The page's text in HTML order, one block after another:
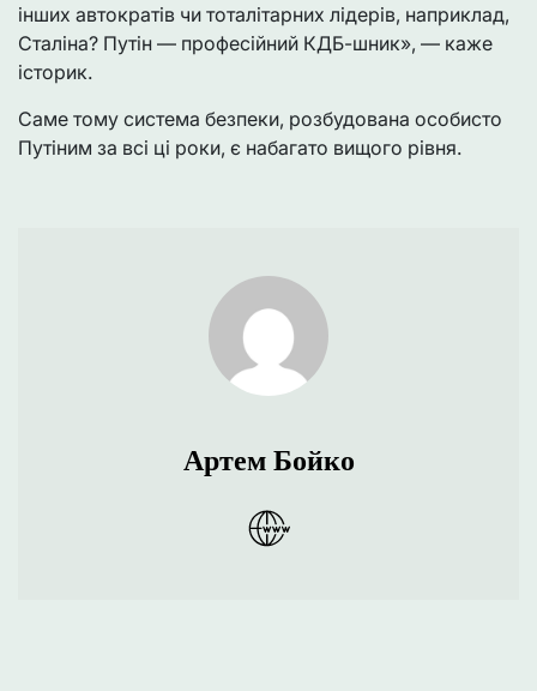
інших автократів чи тоталітарних лідерів, наприклад,
Сталіна? Путін — професійний КДБ-шник», — каже
історик.
Саме тому система безпеки, розбудована особисто
Путіним за всі ці роки, є набагато вищого рівня.
Артем Бойко